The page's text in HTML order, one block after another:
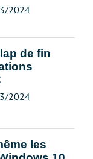
2024
de fin
2024
les